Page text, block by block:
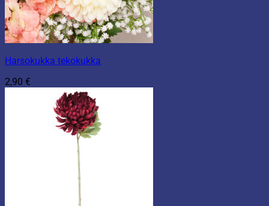
Harsokukka tekokukka
2,90 €